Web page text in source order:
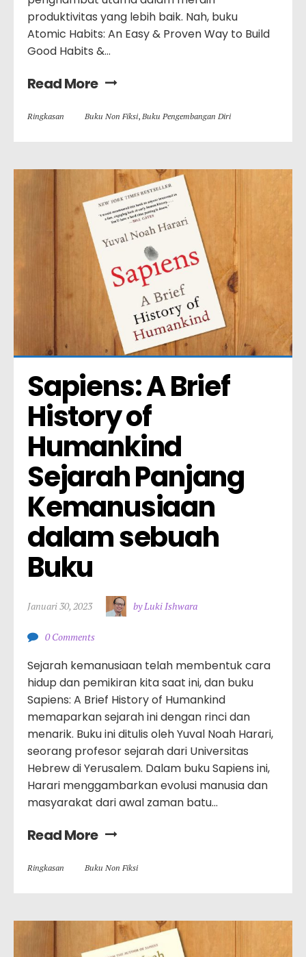
produktivitas yang lebih baik. Nah, buku
Atomic Habits: An Easy & Proven Way to Build
Good Habits &…
Read More
Ringkasan Buku Non Fiksi, Buku Pengembangan Diri
Sapiens: A Brief
History of
Humankind
Sejarah Panjang
Kemanusiaan
dalam sebuah
Buku
Januari 30, 2023 by Luki Ishwara
0 Comments
Sejarah kemanusiaan telah membentuk cara
hidup dan pemikiran kita saat ini, dan buku
Sapiens: A Brief History of Humankind
memaparkan sejarah ini dengan rinci dan
menarik. Buku ini ditulis oleh Yuval Noah Harari,
seorang profesor sejarah dari Universitas
Hebrew di Yerusalem. Dalam buku Sapiens ini,
Harari menggambarkan evolusi manusia dan
masyarakat dari awal zaman batu…
Read More
Ringkasan Buku Non Fiksi